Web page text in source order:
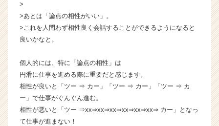
が
届
活
サ
イ
ト
チ
ア
>
>あとは「論点の相性がいい」。
>これを人問わず相性良く会話することができるようになると
良いかなと。
個人的には、特に「論点の相性」は
円滑に仕事を進める際に重要だと感じます。
相性が良いと「ツー ⇒ カー」「ツー ⇒ カー」「ツー ⇒ カ
ー」で仕事がぐんぐん進む。
相性が悪いと「ツー ⇒xx⇒xx⇒xx⇒xx⇒xx⇒xx⇒ カー」となっ
て仕事が進まない！